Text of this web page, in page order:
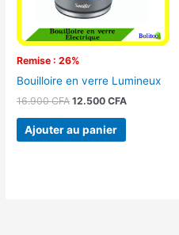
Remise : 26%
Bouilloire en verre Lumineux
16.900CFA 12.500CFA
Ajouter au panier